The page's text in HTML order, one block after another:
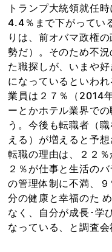
トランプ大統領就任
4.4％まで下がってい
りは、前オバマ政権
勢だ）。そのため不
た職探しが、いまや
になっているといわ
業員は２７％（2014
ーとかホテル業界で
う。今後も転職者（
える）が増えると予
転職の理由は、２２
２％が仕事と生活の
の管理体制に不満、
分の健康と幸福のた
なく、自分が成長･学
なっている、と調査会